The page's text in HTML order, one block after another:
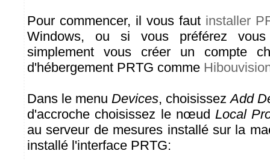
Pour commencer, il vous faut installer
Windows, ou si vous préférez
simplement vous créer un compte
d'hébergement PRTG comme
Dans le menu Devices, choisissezAdd
d'accroche choisissez le nœudLocal
au serveur de mesures installé sur la
installé l'interface PRTG: